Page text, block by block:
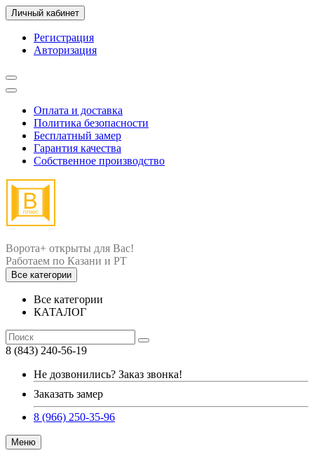
Личный кабинет
Регистрация
Авторизация
Оплата и доставка
Политика безопасности
Бесплатный замер
Гарантия качества
Собственное производство
Ворота+ открыты для Вас!
Все категории
Все категории
КАТАЛОГ
8 (843) 240-56-19
Не дозвонились? Заказ звонка!
Заказать замер
8 (966) 250-35-96
Меню